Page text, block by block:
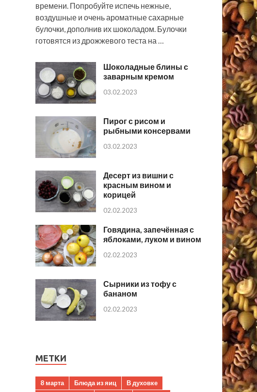
времени. Попробуйте испечь нежные,
воздушные и очень ароматные сахарные
булочки, дополнив их шоколадом. Булочки
готовятся из дрожжевого теста на …
Шоколадные блины с
заварным кремом
03.02.2023
Пирог с рисом и
рыбными консервами
03.02.2023
Десерт из вишни с
красным вином и
корицей
02.02.2023
Говядина, запечённая с
яблоками, луком и вином
02.02.2023
Сырники из тофу с
бананом
02.02.2023
МЕТКИ
8 марта Блюда из яиц
В духовке